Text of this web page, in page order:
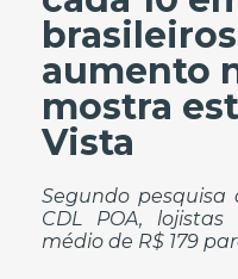
aumento
mostra
Vista
Segundo pesquisa
CDL POA,
médio de R$ 179